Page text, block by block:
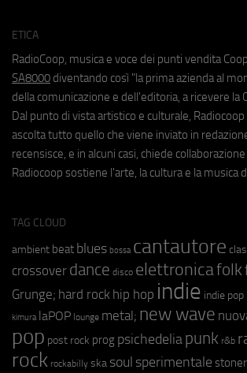
ETICA
RadioCoop, musica e voce dei punti vendita
SA8000 diventando così "la prima azienda al
della comunicazione e dell'editoria, a ricevere la
Dal punto di vista artistico e culturale,
ascolta tutto quello che viene inviato in
recensisce, e in alcuni casi, chiede
Radiocoop sostiene l'arte, la cultura e la musica
TAG CLOUD
ambient beat blues bossa cantautore
crossover dance disco elettronicafolk
Grunge; hard rock hip hop indie indie pop
kimura laPOP lounge metal; new wave
pop post rock prog psichedeliapunk r&b
rock rockabilly ska soul sperimentale stoner